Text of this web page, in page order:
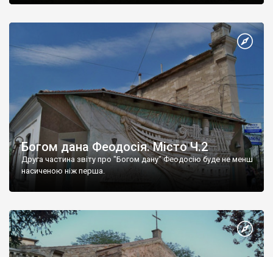
Богом дана Феодосія. Місто Ч.2
Друга частина звіту про "Богом дану" Феодосію буде не менш
насиченою ніж перша.